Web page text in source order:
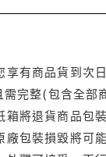
享有商品貨到次
完整(包含全部
將退貨商品包
廠包裝損毀將